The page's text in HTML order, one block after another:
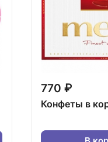
770 ₽
Конфеты в